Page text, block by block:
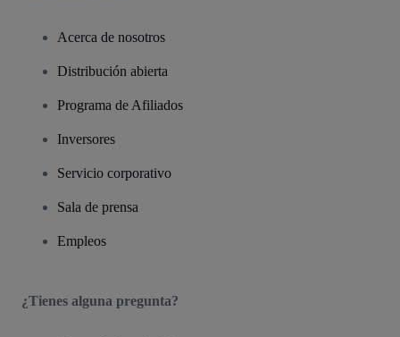
Acerca de nosotros
Distribución abierta
Programa de Afiliados
Inversores
Servicio corporativo
Sala de prensa
Empleos
¿Tienes alguna pregunta?